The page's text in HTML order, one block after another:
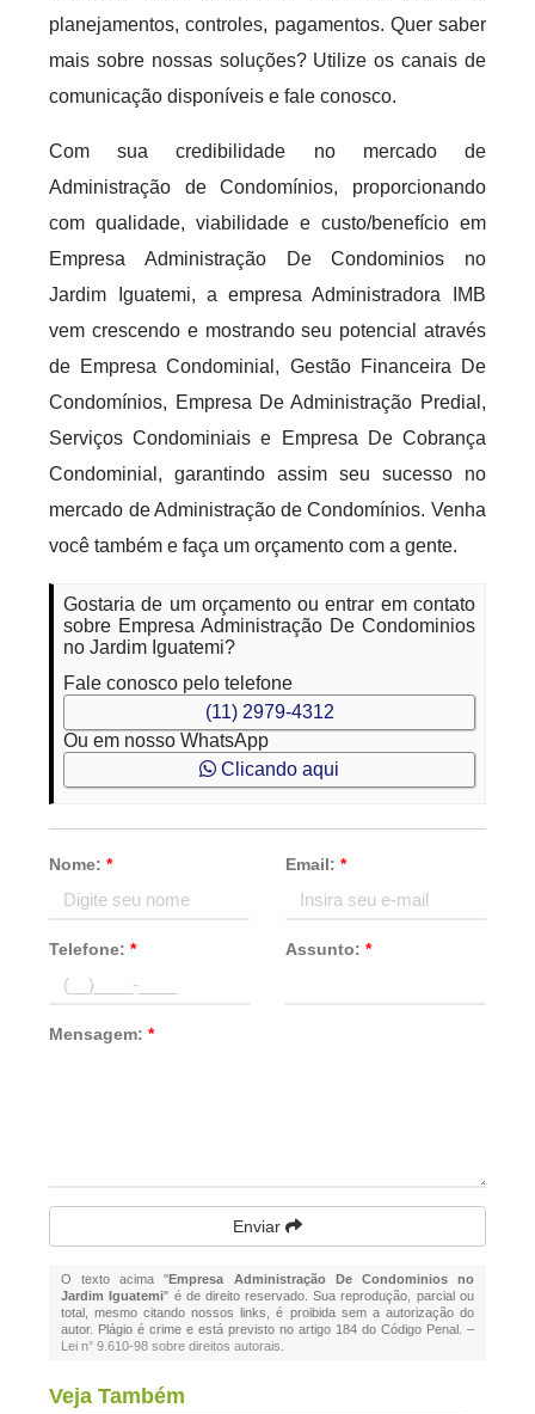
planejamentos, controles, pagamentos. Quer saber
mais sobre nossas soluções? Utilize os canais de
comunicação disponíveis e fale conosco.
Com sua credibilidade no mercado de
Administração de Condomínios, proporcionando
com qualidade, viabilidade e custo/benefício em
Empresa Administração De Condominios no
Jardim Iguatemi, a empresa Administradora IMB
vem crescendo e mostrando seu potencial através
de Empresa Condominial, Gestão Financeira De
Condomínios, Empresa De Administração Predial,
Serviços Condominiais e Empresa De Cobrança
Condominial, garantindo assim seu sucesso no
mercado de Administração de Condomínios. Venha
você também e faça um orçamento com a gente.
Gostaria de um orçamento ou entrar em contato
sobre Empresa Administração De Condominios
no Jardim Iguatemi?
Fale conosco pelo telefone
(11) 2979-4312
Ou em nosso WhatsApp
Clicando aqui
Nome:* Email: *
Telefone:* Assunto: *
Mensagem:*
Enviar
O texto acima "Empresa Administração De Condominios no
Jardim Iguatemi" é de direito reservado. Sua reprodução, parcial ou
total, mesmo citando nossos links, é proibida sem a autorização do
autor. Plágio é crime e está previsto no artigo 184 do Código Penal. –
Lei n° 9.610-98 sobre direitos autorais
Veja Também